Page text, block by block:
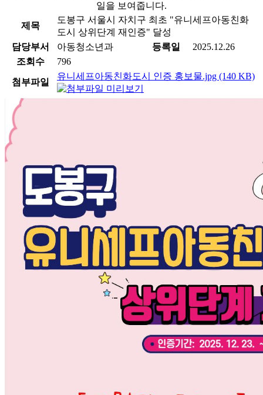
일을 보여줍니다.
제목
도봉구 서울시 자치구 최초 "유니세프아동친화
도시 상위단계 재인증" 달성
담당부서
아동청소년과 등록일
2025.12.26
조회수
796
첨부파일
유니세프아동친화도시 인증 홍보물.jpg (140 KB)